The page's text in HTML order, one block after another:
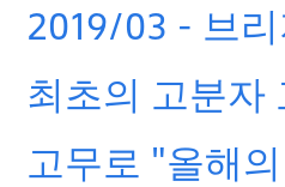
2019/03 - 브
최초의 고분자
고무로 "올해